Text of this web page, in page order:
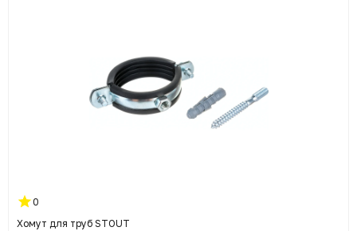
0
Хомут для труб STOUT